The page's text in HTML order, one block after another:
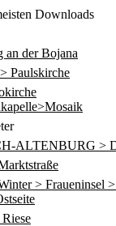
Downloads
an der Bojana
Paulskirche
ALTENBURG >
> Fraueninsel